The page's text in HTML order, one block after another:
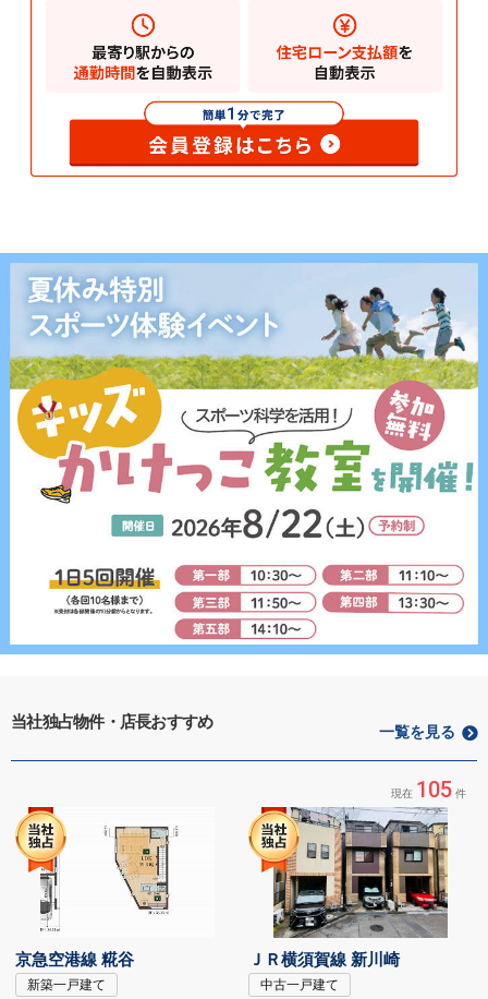
当社独占物件・店長おすすめ
一覧を見る
現在 105 件
京急空港線 糀谷
新築一戸建て
ＪＲ横須賀線 新川崎
中古一戸建て